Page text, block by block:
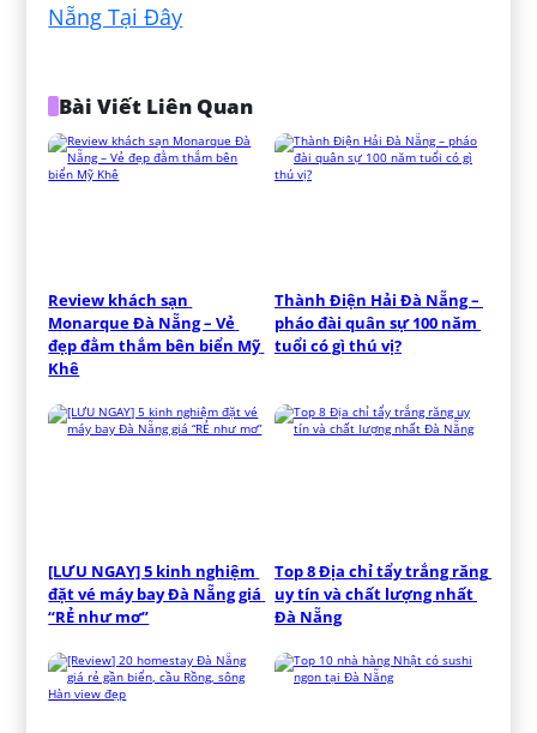
Nẵng Tại Đây
Bài Viết Liên Quan
Review khách sạn
Monarque Đà Nẵng – Vẻ
đẹp đằm thắm bên biển Mỹ
Khê
Thành Điện Hải Đà Nẵng –
pháo đài quân sự 100 năm
tuổi có gì thú vị?
[LƯU NGAY] 5 kinh nghiệm
đặt vé máy bay Đà Nẵng giá
“RẺ như mơ”
Top 8 Địa chỉ tẩy trắng răng
uy tín và chất lượng nhất
Đà Nẵng